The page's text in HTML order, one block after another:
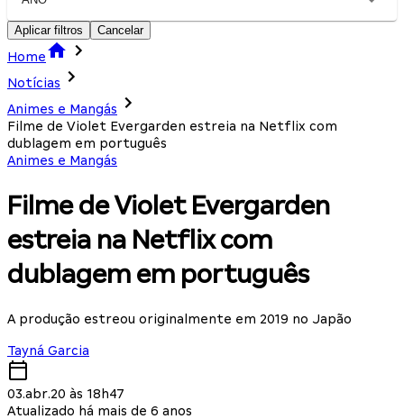
Aplicar filtros Cancelar
Home
Notícias
Animes e Mangás
Filme de Violet Evergarden estreia na Netflix com
dublagem em português
Animes e Mangás
Filme de Violet Evergarden
estreia na Netflix com
dublagem em português
A produção estreou originalmente em 2019 no Japão
Tayná Garcia
03.abr.20 às 18h47
Atualizado há mais de 6 anos